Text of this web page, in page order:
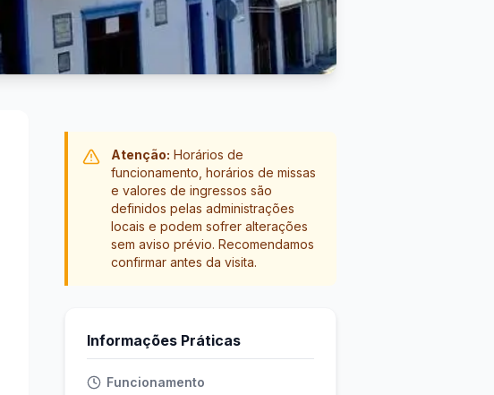
Atenção: Horários de
funcionamento, horários de missas
e valores de ingressos são
definidos pelas administrações
locais e podem sofrer alterações
sem aviso prévio. Recomendamos
confirmar antes da visita.
Informações Práticas
Funcionamento